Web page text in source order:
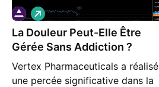
La Douleur Peut-Elle Être
Gérée Sans Addiction ?
Vertex Pharmaceuticals a réalisé
une percée significative dans la
L
o
n
g